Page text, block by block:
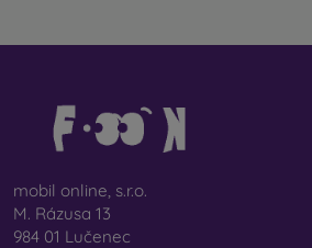
mobil online, s.r.o.
M. Rázusa 13
984 01 Lučenec